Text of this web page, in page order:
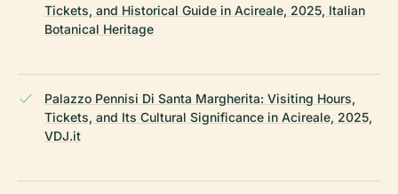
Tickets, and Historical Guide in Acireale, 2025, Italian
Botanical Heritage
Palazzo Pennisi Di Santa Margherita: Visiting Hours,
Tickets, and Its Cultural Significance in Acireale, 2025,
VDJ.it